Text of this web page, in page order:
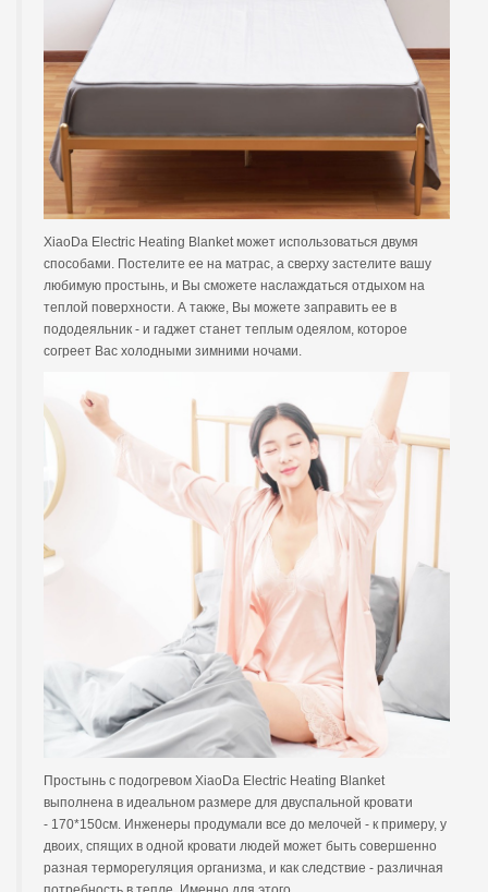
XiaoDa Electric Heating Blanket может использоваться двумя
способами. Постелите ее на матрас, а сверху застелите вашу
любимую простынь, и Вы сможете наслаждаться отдыхом на
теплой поверхности. А также, Вы можете заправить ее в
пододеяльник - и гаджет станет теплым одеялом, которое
согреет Вас холодными зимними ночами.
Простынь с подогревом XiaoDa Electric Heating Blanket
выполнена в идеальном размере для двуспальной кровати
- 170*150см. Инженеры продумали все до мелочей - к примеру, у
двоих, спящих в одной кровати людей может быть совершенно
разная терморегуляция организма, и как следствие - различная